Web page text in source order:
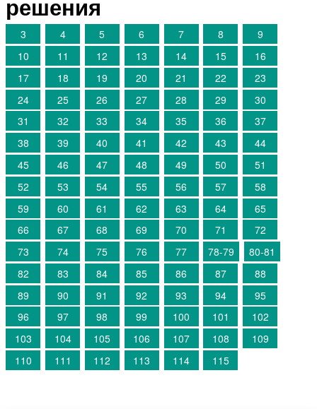
решения
3 4 5 6 7 8
9
10
11 12 13 14 15
16
17
18 19 20 21 22
23
24
25 26 27 28 29
30
31
32 33 34 35 36
37
38
39 40 41 42 43
44
45
46 47 48 49 50
51
52
53 54 55 56 57
58
59
60 61 62 63 64
65
66
67 68 69 70 71
72
73
74 75 76 77 78-79
80-81
82
83 84 85 86 87
88
89
90 91 92 93 94
95
96
97 98 99 100 101
102
103
104 105 106 107 108
109
110
111 112 113 114 115